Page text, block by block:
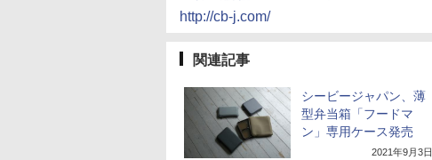
http://cb-j.com/
関連記事
シービージャパン、薄
型弁当箱「フードマ
ン」専用ケース発売
2021年9月3日